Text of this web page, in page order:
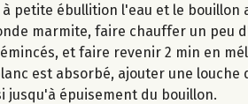
petite ébullition l'eau et le bouillon
marmite, faire chauffer un peu
et faire revenir 2 min en
est absorbé, ajouter une
jusqu'à épuisement du bouillon.